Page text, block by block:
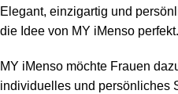
Elegant, einzigartig und
die Idee von MY iMenso perfekt.
MY iMenso möchte Frauen
individuelles und persönliches